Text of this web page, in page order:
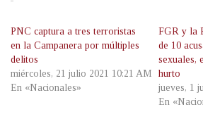
PNC captura a tres terroristas
en la Campanera por múltiples
delitos
miércoles, 21 julio 2021 10:21 AM
En «Nacionales»
FGR y la
de 10
sexuales,
hurto
jueves, 1
En